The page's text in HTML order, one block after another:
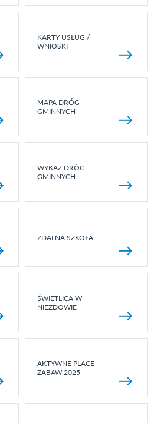
KARTY USŁUG /
WNIOSKI
MAPA DRÓG
GMINNYCH
WYKAZ DRÓG
GMINNYCH
ZDALNA SZKOŁA
ŚWIETLICA W
NIEZDOWIE
AKTYWNE PLACE
ZABAW 2025